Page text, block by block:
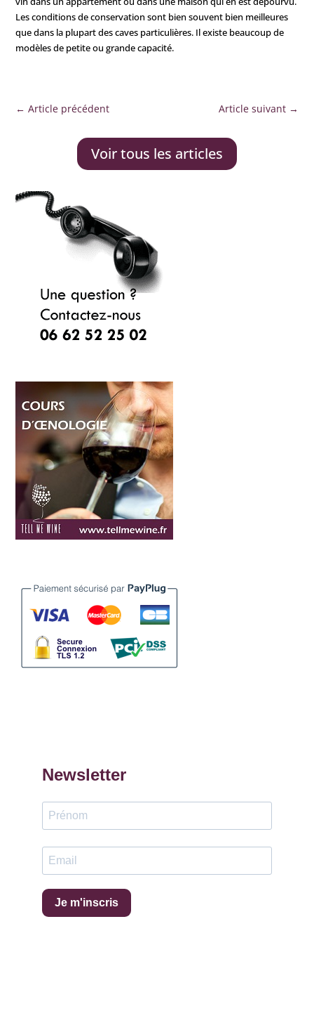
Les conditions de conservation sont bien souvent bien meilleures
que dans la plupart des caves particulières. Il existe beaucoup de
modèles de petite ou grande capacité.
←Article précédent Article suivant→
Voir tous les articles
Newsletter
Je m'inscris